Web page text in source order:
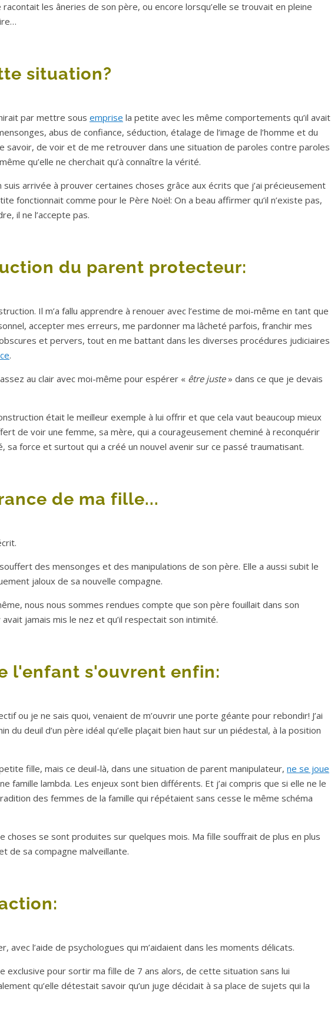
racontait les âneries de son père, ou encore lorsqu’elle se trouvait en pleine
situation?
par mettre sous emprise la petite avec les même comportements qu’il avait
abus de confiance, séduction, étalage de l’image de l’homme et du
de voir et de me retrouver dans une situation de paroles contre paroles
qu’elle ne cherchait qu’à connaître la vérité.
suis arrivée à prouver certaines choses grâce aux écrits que j’ai précieusement
fonctionnait comme pour le Père Noël: On a beau affirmer qu’il n’existe pas,
il ne l’accepte pas.
du parent protecteur:
Il m’a fallu apprendre à renouer avec l’estime de moi-même en tant que
accepter mes erreurs, me pardonner ma lâcheté parfois, franchir mes
et pervers, tout en me battant dans les diverses procédures judiciaires
.
au clair avec moi-même pour espérer « être juste» dans ce que je devais
était le meilleur exemple à lui offrir et que cela vaut beaucoup mieux
de voir une femme, sa mère, qui a courageusement cheminé à reconquérir
sa force et surtout qui a créé un nouvel avenir sur ce passé traumatisant.
de ma fille...
des mensonges et des manipulations de son père. Elle a aussi subit le
jaloux de sa nouvelle compagne.
nous nous sommes rendues compte que son père fouillait dans son
jamais mis le nez et qu’il respectait son intimité.
l'enfant s'ouvrent enfin:
ou je ne sais quoi, venaient de m’ouvrir une porte géante pour rebondir! J’ai
du deuil d’un père idéal qu’elle plaçait bien haut sur un piédestal, à la position
fille, mais ce deuil-là, dans une situation de parent manipulateur, ne se joue
famille lambda. Les enjeux sont bien différents. Et j’ai compris que si elle ne le
des femmes de la famille qui répétaient sans cesse le même schéma
choses se sont produites sur quelques mois. Ma fille souffrait de plus en plus
de sa compagne malveillante.
avec l’aide de psychologues qui m’aidaient dans les moments délicats.
exclusive pour sortir ma fille de 7 ans alors, de cette situation sans lui
qu’elle détestait savoir qu’un juge décidait à sa place de sujets qui la